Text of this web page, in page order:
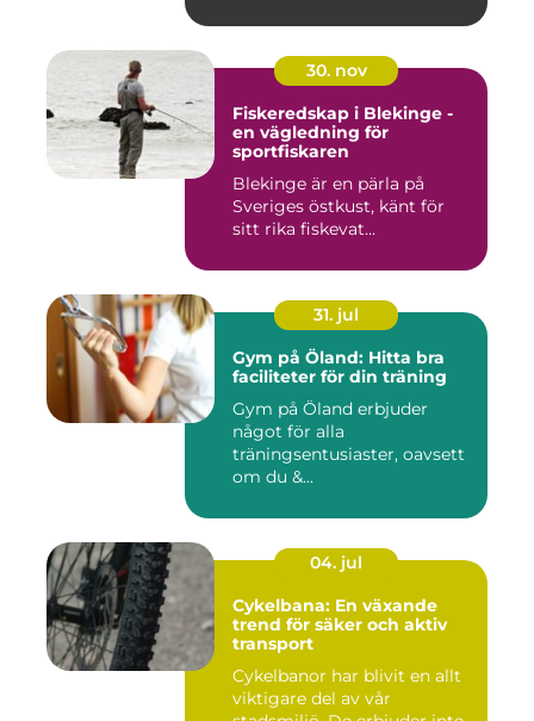
30. nov
Fiskeredskap i Blekinge -
en vägledning för
sportfiskaren
Blekinge är en pärla på
Sveriges östkust, känt för
sitt rika fiskevat...
31. jul
Gym på Öland: Hitta bra
faciliteter för din träning
Gym på Öland erbjuder
något för alla
träningsentusiaster, oavsett
om du &...
04. jul
Cykelbana: En växande
trend för säker och aktiv
transport
Cykelbanor har blivit en allt
viktigare del av vår